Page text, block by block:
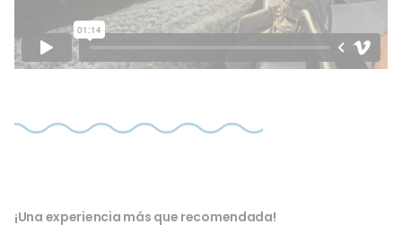
¡Una experiencia más que recomendada!